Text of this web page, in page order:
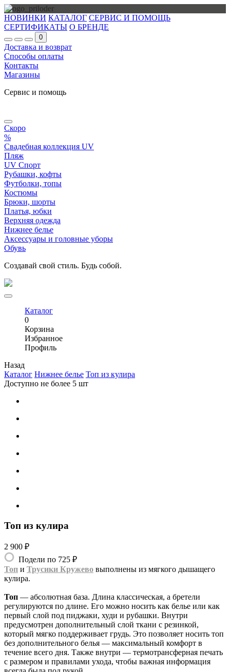
НОВИНКИ КАТАЛОГ СЕРВИС И ПОМОЩЬ
СЕРТИФИКАТЫ О БРЕНДЕ
0
Доставка и возврат
Способы оплаты
Контакты
Магазины
Сервис и помощь
Скоро
%
Свадебная коллекция UV
Пляж
UV Спорт
Рубашки, кофты
Футболки, топы
Костюмы
Брюки, шорты
Платья, юбки
Верхняя одежда
Нижнее белье
Аксессуары и головные уборы
Обувь
Создавай свой стиль. Будь собой.
Каталог
0
Корзина
Избранное
Профиль
Назад
Каталог Нижнее белье Топ из кулира
Доступно не более 5 шт
Топ из кулира
2 900 ₽
Подели по 725 ₽
Топ и Трусики Кружево выполнены из мягкого дышащего
кулира.
Топ — абсолютная база. Длина классическая, а бретели
регулируются по длине. Его можно носить как белье или как
первый слой под пиджаки, худи и рубашки. Внутри
предусмотрен дополнительный слой ткани с резинкой,
который мягко поддерживает грудь. Это позволяет носить топ
без дополнительного белья — максимальный комфорт в
течение всего дня. Также внутри — термотрансферная печать
с размером и правилами ухода, чтобы важная информация